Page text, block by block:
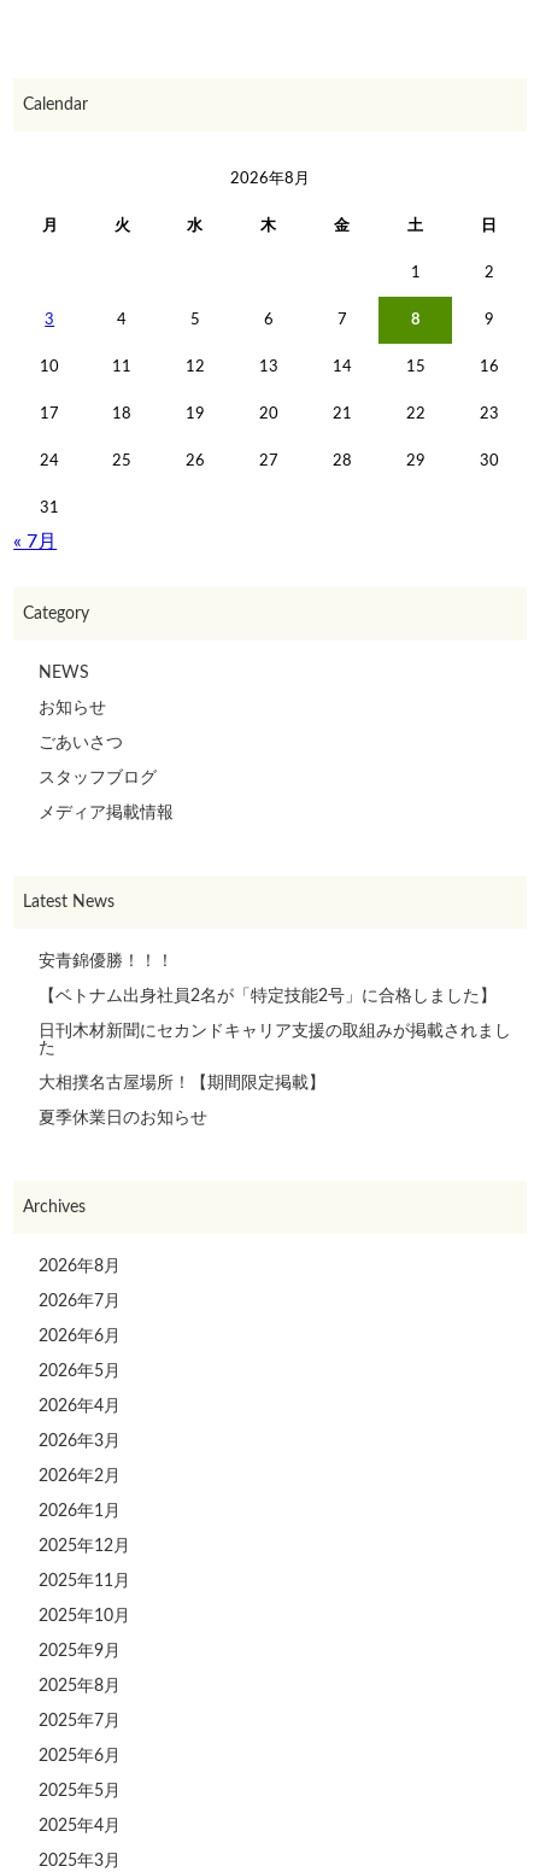
Calendar
2026年8月
月 火 水 木 金 土 日
1 2
3 4 5 6 7 8 9
10 11 12 13 14 15 16
17 18 19 20 21 22 23
24 25 26 27 28 29 30
31
« 7月
Category
NEWS
お知らせ
ごあいさつ
スタッフブログ
メディア掲載情報
Latest News
安青錦優勝！！！
【ベトナム出身社員2名が「特定技能2号」に合格しました】
日刊木材新聞にセカンドキャリア支援の取組みが掲載されまし
た
大相撲名古屋場所！【期間限定掲載】
夏季休業日のお知らせ
Archives
2026年8月
2026年7月
2026年6月
2026年5月
2026年4月
2026年3月
2026年2月
2026年1月
2025年12月
2025年11月
2025年10月
2025年9月
2025年8月
2025年7月
2025年6月
2025年5月
2025年4月
2025年3月